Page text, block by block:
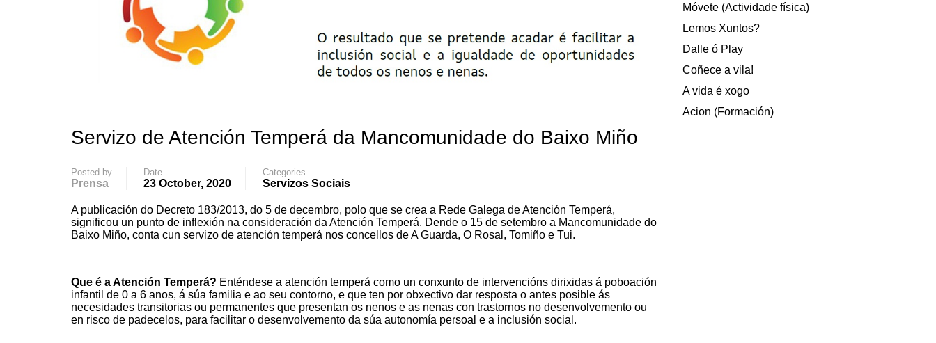
Servizo de Atención Temperá da Mancomunidade do Baixo Miño
Posted by
Prensa
Date
23 October, 2020
Categories
Servizos Sociais
A publicación do Decreto 183/2013, do 5 de decembro, polo que se crea a Rede Galega de Atención Temperá,
significou un punto de inflexión na consideración da Atención Temperá. Dende o 15 de setembro a Mancomunidade do
Baixo Miño, conta cun servizo de atención temperá nos concellos de A Guarda, O Rosal, Tomiño e Tui.
Que é a Atención Temperá? Enténdese a atención temperá como un conxunto de intervencións dirixidas á poboación
infantil de 0 a 6 anos, á súa familia e ao seu contorno, e que ten por obxectivo dar resposta o antes posible ás
necesidades transitorias ou permanentes que presentan os nenos e as nenas con trastornos no desenvolvemento ou
en risco de padecelos, para facilitar o desenvolvemento da súa autonomía persoal e a inclusión social.
Móvete (Actividade física)
Lemos Xuntos?
Dalle ó Play
Coñece a vila!
A vida é xogo
Acion (Formación)